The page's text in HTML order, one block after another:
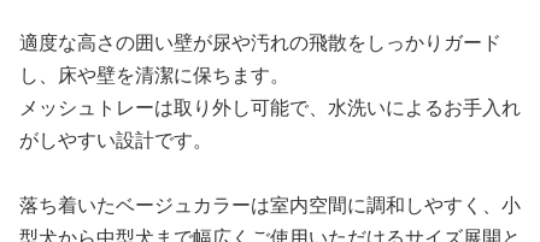
適度な高さの囲い壁が尿や汚れの飛散をしっかりガード
し、床や壁を清潔に保ちます。
メッシュトレーは取り外し可能で、水洗いによるお手入れ
がしやすい設計です。
落ち着いたベージュカラーは室内空間に調和しやすく、小